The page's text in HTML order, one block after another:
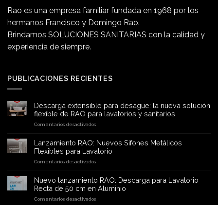
Rao es una empresa familiar fundada en 1968 por los
hermanos Francisco y Domingo Rao.
Brindamos SOLUCIONES SANITARIAS con la calidad y
experiencia de siempre.
PUBLICACIONES RECIENTES
Descarga extensible para desagüe: la nueva solución
flexible de RAO para lavatorios y sanitarios
Comentarios desactivadosen
extensible
para
desagüe:
la
solución
flexible
RAO
Lanzamiento RAO: Nuevos Sifones Metálicos
Flexibles para Lavatorio
Comentarios desactivadosen
RAO:
Nuevos
Sifones
Metálicos
Nuevo lanzamiento RAO: Descarga para Lavatorio
Recta de 50 cm en Aluminio
Comentarios desactivadosen